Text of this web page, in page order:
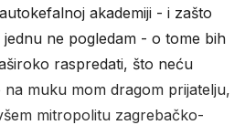
akademiji - i zašto
ne pogledam - o tome bih
raspredati, što neću
na muku mom dragom prijatelju,
mitropolitu zagrebačko-